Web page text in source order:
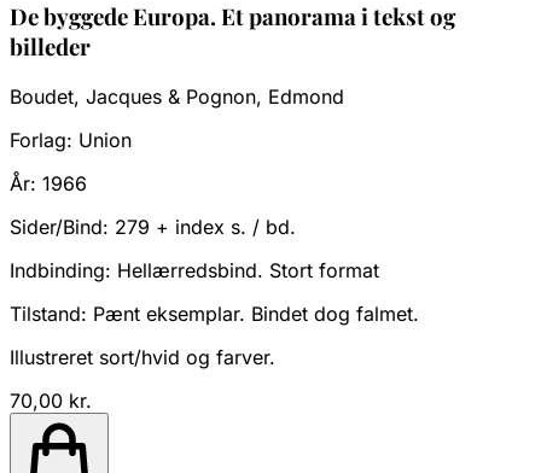
De byggede Europa. Et panorama i tekst og
billeder
Boudet, Jacques & Pognon, Edmond
Forlag: Union
År: 1966
Sider/Bind: 279 + index s. / bd.
Indbinding: Hellærredsbind. Stort format
Tilstand: Pænt eksemplar. Bindet dog falmet.
Illustreret sort/hvid og farver.
70,00 kr.